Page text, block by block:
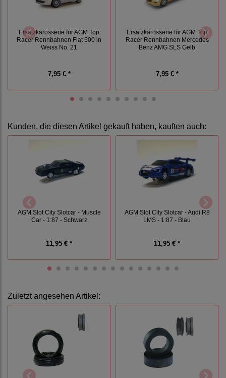
Ersatzkarosserie für AGM Top
Racer Rennbahnen Fiat 500 in
Weiss No. 21
7,95 € *
Ersatzkarosserie für AGM Top
Racer Rennbahnen Mercedes
Benz AMG SLS Gelb
7,95 € *
Kunden, die diesen Artikel gekauft haben, kauften auch:
AGM Slot City Slotcar - Muscle
Car - 1:87 - Schwarz
11,95 € *
AGM Slot City Slotcar - Audi R8
LMS - 1:87 - Blau
11,95 € *
Zuletzt angesehen Artikel: